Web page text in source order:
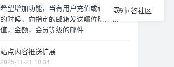
希望增加功能，当有用户充值或者开通VIP
的时候，向指定的邮箱发送哪位用户充
值，金额，会员等级的邮件
站点内容推送扩展
2025-11-21 10:34
问答社区